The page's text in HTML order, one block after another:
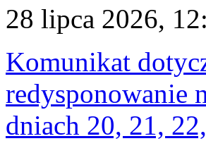
28 lipca 2026,
Komunikat
redysponowanie
dniach 20, 21,